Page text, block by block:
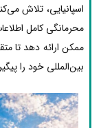
اسپانیایی، تلاش
محرمانگی کامل
ممکن ارائه دهد تا
بین‌المللی خود را